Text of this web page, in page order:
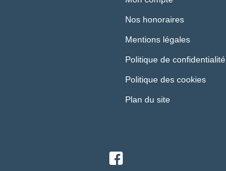
Nos honoraires
Mentions légales
Politique de confidentialité
Politique des cookies
Plan du site